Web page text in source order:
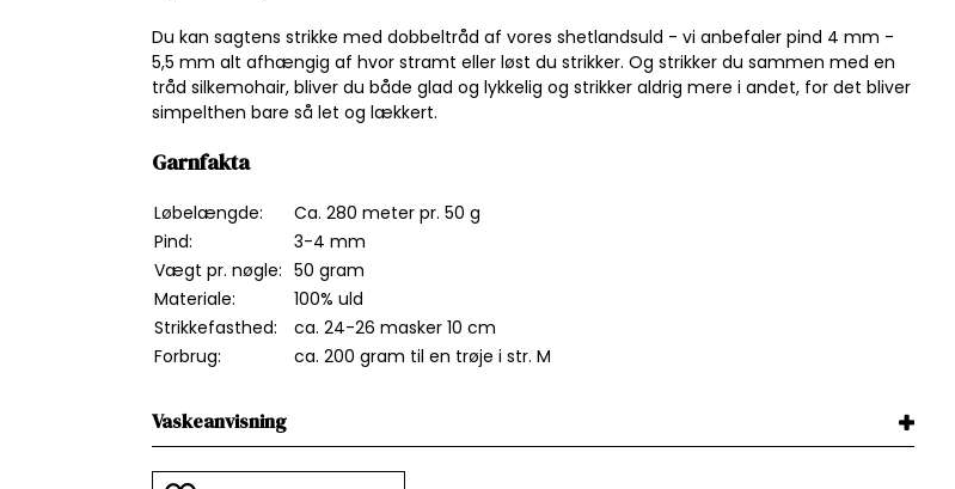
Du kan sagtens strikke med dobbeltråd af vores shetlandsuld - vi anbefaler pind 4 mm -
5,5 mm alt afhængig af hvor stramt eller løst du strikker. Og strikker du sammen med en
tråd silkemohair, bliver du både glad og lykkelig og strikker aldrig mere i andet, for det bliver
simpelthen bare så let og lækkert.
Garnfakta
Løbelængde:
Ca. 280 meter pr. 50 g
Pind:
3-4 mm
Vægt pr. nøgle: 50 gram
Materiale:
100% uld
Strikkefasthed:
ca. 24-26 masker 10 cm
Forbrug:
ca. 200 gram til en trøje i str. M
Vaskeanvisning